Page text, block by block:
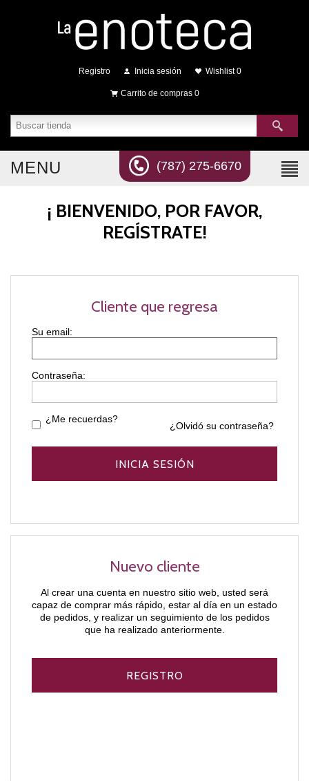
Registro Inicia sesión Wishlist 0
Carrito de compras 0
(787) 275-6670
MENU
¡ BIENVENIDO, POR FAVOR,
REGÍSTRATE!
Nuevo cliente
Al crear una cuenta en nuestro sitio web, usted será
capaz de comprar más rápido, estar al día en un estado
de pedidos, y realizar un seguimiento de los pedidos
que ha realizado anteriormente.
Cliente que regresa
Contraseña:
¿Me recuerdas?
¿Olvidó su contraseña?